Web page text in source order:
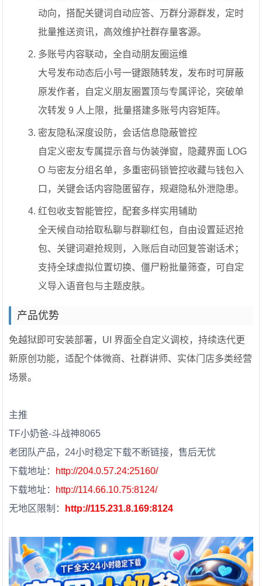
动向，搭配关键词自动应答、万群分源群发，定时
批量推送资讯，高效维护社群存量客源。
多账号内容联动，全自动朋友圈运维
大号发布动态后小号一键跟随转发，发布时可屏蔽
原发作者，自定义朋友圈置顶与专属评论，突破单
次转发 9 人上限，批量搭建多账号内容矩阵。
密友隐私深度设防，会话信息隐蔽管控
自定义密友专属提示音与伪装弹窗，隐藏界面 LOG
O 与密友分组名单，多重密码锁管控收藏与钱包入
口，关键会话内容隐匿留存，规避隐私外泄隐患。
红包收支智能管控，配套多样实用辅助
全天候自动拾取私聊与群聊红包，自由设置延迟抢
包、关键词避抢规则，入账后自动回复答谢话术；
支持全球虚拟位置切换、僵尸粉批量筛查，可自定
义导入语音包与主题皮肤。
产品优势
免越狱即可安装部署，UI 界面全自定义调校，持续迭代更
新原创功能，适配个体微商、社群讲师、实体门店多类经营
场景。
主推
TF小奶爸-斗战神8065
老团队产品，24小时稳定下载不断链接，售后无忧
下载地址： http://204.0.57.24:25160/
下载地址： http://114.66.10.75:8124/
无地区限制：
http://115.231.8.169:8124